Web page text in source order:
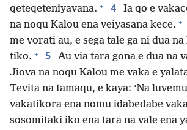
qeteqeteniyavana. + 4
Ia qo e
na noqu Kalou ena veiyasana kece. +
me vorati au, e sega tale ga ni dua na
tiko. + 5
Au via tara gona e dua na
Jiova na noqu Kalou me vaka e
Tevita na tamaqu, e kaya: ‘Na
vakatikora ena nomu idabedabe
sosomitaki iko ena tara na vale ena